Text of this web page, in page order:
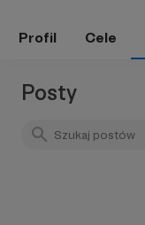
Profil Cele
Posty